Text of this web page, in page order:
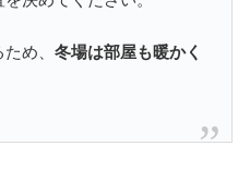
め、 冬場は部屋も暖かく